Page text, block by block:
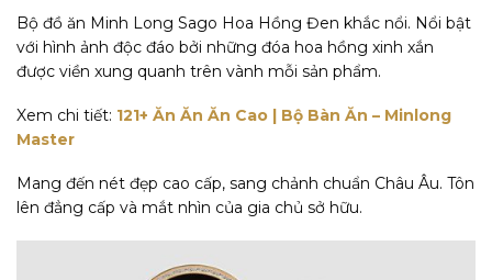
Bộ đồ ăn Minh Long Sago Hoa Hồng Đen khắc nổi. Nổi bật
với hình ảnh độc đáo bởi những đóa hoa hồng xinh xắn
được viền xung quanh trên vành mỗi sản phẩm.
Xem chi tiết: 121+ Ăn Ăn Ăn Cao | Bộ Bàn Ăn – Minlong
Master
Mang đến nét đẹp cao cấp, sang chảnh chuẩn Châu Âu. Tôn
lên đẳng cấp và mắt nhìn của gia chủ sở hữu.